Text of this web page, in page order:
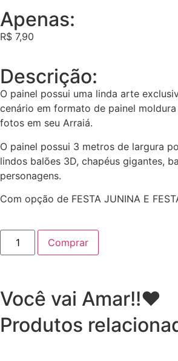
Apenas:
R$ 7,90
Descrição:
O painel possui uma linda arte
cenário em formato de painel
fotos em seu Arraiá.
O painel possui 3 metros de largura
lindos balões 3D, chapéus gigantes,
personagens.
Com opção de FESTA JUNINA E
Comprar
Você vai Amar!!♥
Produtos